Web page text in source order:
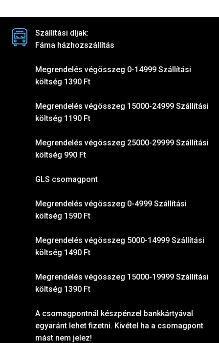
Szállítási díjak:
Fáma házhozszállítás
Megrendelés végösszeg 0-14999 Szállítási
költség 1390 Ft
Megrendelés végösszeg 15000-24999 Szállítási
költség 1190 Ft
Megrendelés végösszeg 25000-29999 Szállítási
költség 990 Ft
GLS csomagpont
Megrendelés végösszeg 0-4999 Szállítási
költség 1590 Ft
Megrendelés végösszeg 5000-14999 Szállítási
költség 1490 Ft
Megrendelés végösszeg 15000-19999 Szállítási
költség 1390 Ft
A csomagpontnál készpénzel bankkártyával
egyaránt lehet fizetni. Kivétel ha a csomagpont
mást nem jelez!